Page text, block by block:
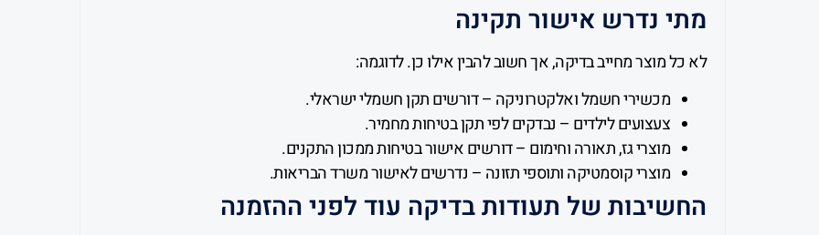
מתי נדרש אישור תקינה
לא כל מוצר מחייב בדיקה, אך חשוב להבין אילו כן. לדוגמה:
מכשירי חשמל ואלקטרוניקה – דורשים תקן חשמלי ישראלי.
צעצועים לילדים – נבדקים לפי תקן בטיחות מחמיר.
מוצרי גז, תאורה וחימום – דורשים אישור בטיחות ממכון התקנים.
מוצרי קוסמטיקה ותוספי תזונה – נדרשים לאישור משרד הבריאות.
החשיבות של תעודות בדיקה עוד לפני ההזמנה